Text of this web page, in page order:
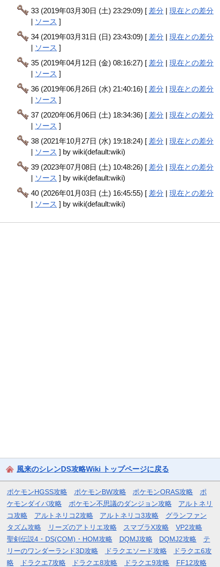
33 (2019年03月30日 (土) 23:29:09) [ 差分 |現在との差分
| ソース ]
34 (2019年03月31日 (日) 23:43:09) [ 差分 |現在との差分
| ソース ]
35 (2019年04月12日 (金) 08:16:27) [ 差分 |現在との差分
| ソース ]
36 (2019年06月26日 (水) 21:40:16) [ 差分 |現在との差分
| ソース ]
37 (2020年06月06日 (土) 18:34:36) [ 差分 |現在との差分
| ソース ]
38 (2021年10月27日 (水) 19:18:24) [ 差分 |現在との差分
| ソース ] by wiki(default:wiki)
39 (2023年07月08日 (土) 10:48:26) [ 差分 |現在との差分
| ソース ] by wiki(default:wiki)
40 (2026年01月03日 (土) 16:45:55) [ 差分 |現在との差分
| ソース ] by wiki(default:wiki)
風来のシレンDS攻略Wiki トップページに戻る
ポケモンHGSS攻略 ポケモンBW攻略 ポケモンORAS攻略
ポ
ケモンダイパ攻略
ポケモン不思議のダンジョン攻略
アルトネリ
コ攻略
アルトネリコ2攻略 アルトネリコ3攻略
グランファン
タズム攻略
リーズのアトリエ攻略 スマブラX攻略
VP2攻略
聖剣伝説4・DS(COM)・HOM攻略
DQMJ攻略 DQMJ2攻略
テ
リーのワンダーランド3D攻略
ドラクエソード攻略
ドラクエ6攻
略
ドラクエ7攻略 ドラクエ8攻略 ドラクエ9攻略 FF12攻略